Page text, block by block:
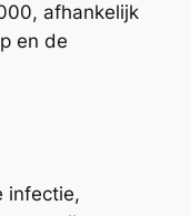
afhankelijk
en de
infectie,